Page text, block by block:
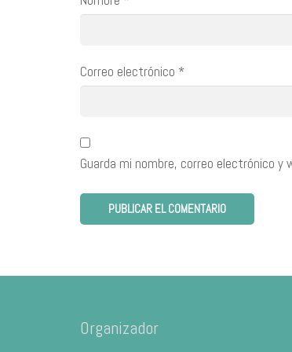
Correo electrónico *
Guarda mi nombre, correo electrónico y
Organizador